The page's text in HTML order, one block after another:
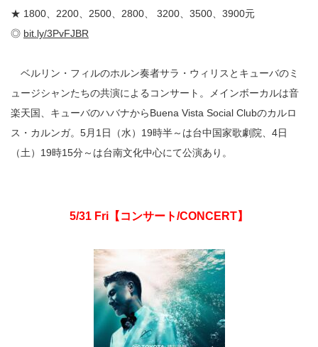
★ 1800、2200、2500、2800、
3200、3500、3900元
◎ bit.ly/3PvFJBR
ベルリン・フィルのホルン奏者サラ・ウィリスとキューバのミ
ュージシャンたちの共演によるコンサート。メインボーカルは音
楽天国、キューバのハバナからBuena Vista Social Clubのカルロ
ス・カルンガ。5月1日（水）19時半～は台中国家歌劇院、4日
（土）19時15分～は台南文化中心にて公演あり。
5/31 Fri 【コンサート/CONCERT】